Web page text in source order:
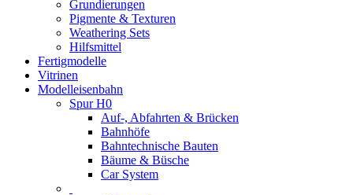
Grundierungen
Pigmente & Texturen
Weathering Sets
Hilfsmittel
Fertigmodelle
Vitrinen
Modelleisenbahn
Spur H0
Auf-, Abfahrten & Brücken
Bahnhöfe
Bahntechnische Bauten
Bäume & Büsche
Car System